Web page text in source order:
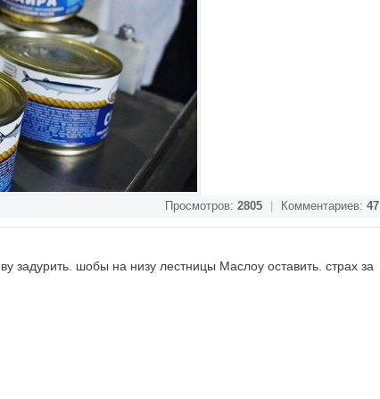
Просмотров: 2805 Комментариев: 47
задурить. шобы на низу лестницы Маслоу оставить. страх за